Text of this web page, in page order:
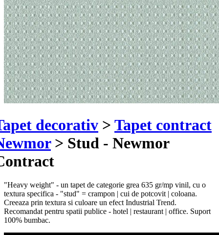
decorativ > Tapet contract
> Stud - Newmor
"Heavy weight" - un tapet de categorie grea 635 gr/mp vinil, cu o
textura specifica - "stud" = crampon | cui de potcovit | coloana.
Creeaza prin textura si culoare un efect Industrial Trend.
Recomandat pentru spatii publice - hotel | restaurant | office. Suport
100% bumbac.